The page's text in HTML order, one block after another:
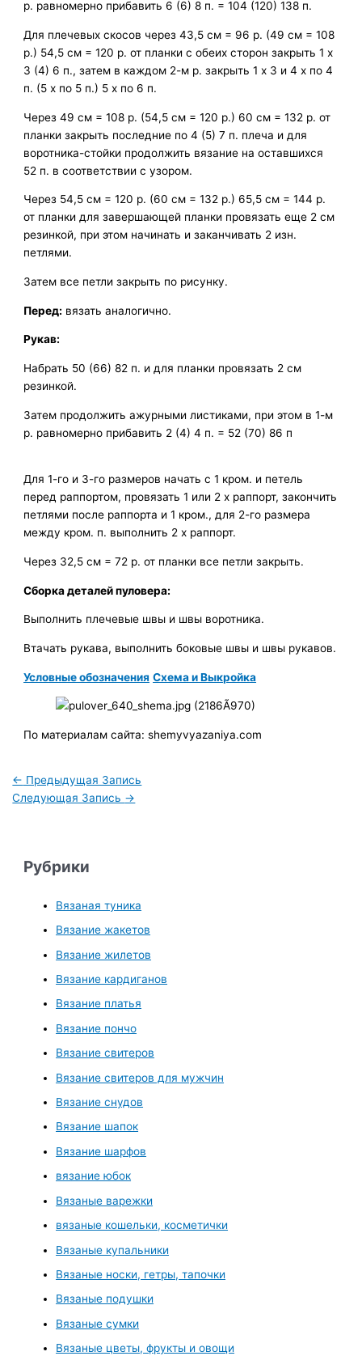
р. равномерно прибавить 6 (6) 8 п. = 104 (120) 138 п.
Для плечевых скосов через 43,5 см = 96 р. (49 см = 108
р.) 54,5 см = 120 р. от планки с обеих сторон закрыть 1 x
3 (4) 6 п., затем в каждом 2-м р. закрыть 1 x 3 и 4 x по 4
п. (5 x по 5 п.) 5 x по 6 п.
Через 49 см = 108 р. (54,5 см = 120 р.) 60 см = 132 р. от
планки закрыть последние по 4 (5) 7 п. плеча и для
воротника-стойки продолжить вязание на оставшихся
52 п. в соответствии с узором.
Через 54,5 см = 120 р. (60 см = 132 р.) 65,5 см = 144 р.
от планки для завершающей планки провязать еще 2 см
резинкой, при этом начинать и заканчивать 2 изн.
петлями.
Затем все петли закрыть по рисунку.
Перед: вязать аналогично.
Рукав:
Набрать 50 (66) 82 п. и для планки провязать 2 см
резинкой.
Затем продолжить ажурными листиками, при этом в 1-м
р. равномерно прибавить 2 (4) 4 п. = 52 (70) 86 п
Для 1-го и 3-го размеров начать с 1 кром. и петель
перед раппортом, провязать 1 или 2 х раппорт, закончить
петлями после раппорта и 1 кром., для 2-го размера
между кром. п. выполнить 2 х раппорт.
Через 32,5 см = 72 р. от планки все петли закрыть.
Сборка деталей пуловера:
Выполнить плечевые швы и швы воротника.
Втачать рукава, выполнить боковые швы и швы рукавов.
Условные обозначения Схема и Выкройка
По материалам сайта: shemyvyazaniya.com
← Предыдущая Запись
Следующая Запись →
Рубрики
Вязаная туника
Вязание жакетов
Вязание жилетов
Вязание кардиганов
Вязание платья
Вязание пончо
Вязание свитеров
Вязание свитеров для мужчин
Вязание снудов
Вязание шапок
Вязание шарфов
вязание юбок
Вязаные варежки
вязаные кошельки, косметички
Вязаные купальники
Вязаные носки, гетры, тапочки
Вязаные подушки
Вязаные сумки
Вязаные цветы, фрукты и овощи